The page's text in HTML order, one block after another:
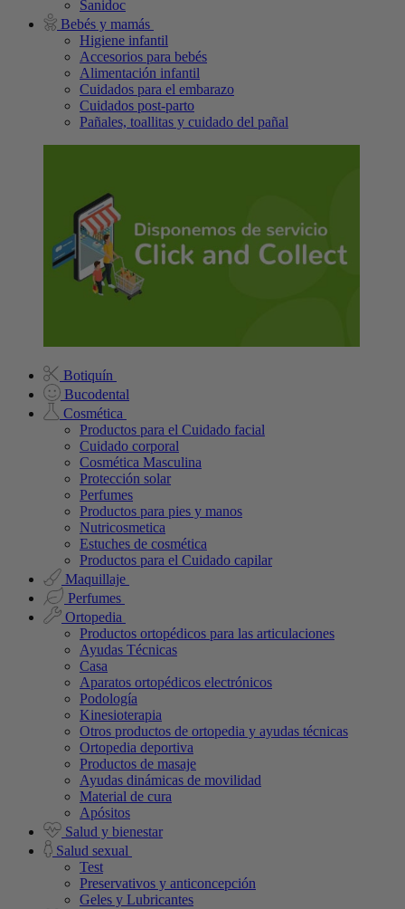
Sanidoc
Bebés y mamás
Higiene infantil
Accesorios para bebés
Alimentación infantil
Cuidados para el embarazo
Cuidados post-parto
Pañales, toallitas y cuidado del pañal
Botiquín
Bucodental
Cosmética
Productos para el Cuidado facial
Cuidado corporal
Cosmética Masculina
Protección solar
Perfumes
Productos para pies y manos
Nutricosmetica
Estuches de cosmética
Productos para el Cuidado capilar
Maquillaje
Perfumes
Ortopedia
Productos ortopédicos para las articulaciones
Ayudas Técnicas
Casa
Aparatos ortopédicos electrónicos
Podología
Kinesioterapia
Otros productos de ortopedia y ayudas técnicas
Ortopedia deportiva
Productos de masaje
Ayudas dinámicas de movilidad
Material de cura
Apósitos
Salud y bienestar
Salud sexual
Test
Preservativos y anticoncepción
Geles y Lubricantes